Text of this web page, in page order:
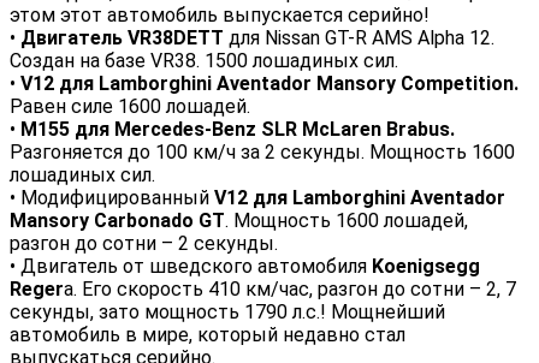
этом этот автомобиль выпускается серийно!
• Двигатель VR38DETT для Nissan GT-R AMS Alpha 12.
Создан на базе VR38. 1500 лошадиных сил.
• V12 для Lamborghini Aventador Mansory Competition.
Равен силе 1600 лошадей.
• M155 для Mercedes-Benz SLR McLaren Brabus.
Разгоняется до 100 км/ч за 2 секунды. Мощность 1600
лошадиных сил.
• Модифицированный V12 для Lamborghini Aventador
Mansory Carbonado GT. Мощность 1600 лошадей,
разгон до сотни – 2 секунды.
• Двигатель от шведского автомобиля Koenigsegg
Regera. Его скорость 410 км/час, разгон до сотни – 2, 7
секунды, зато мощность 1790 л.с.! Мощнейший
автомобиль в мире, который недавно стал
выпускаться серийно.